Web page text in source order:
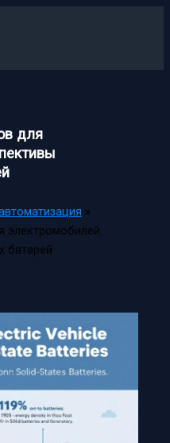
для
электромобилей:
батарей